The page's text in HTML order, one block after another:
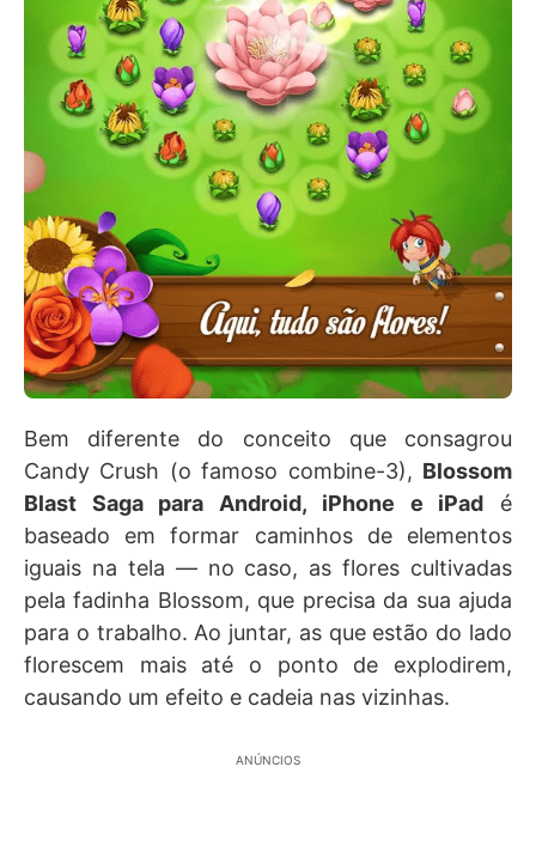
Bem diferente do conceito que consagrou
Candy Crush (o famoso combine-3), Blossom
Blast Saga para Android, iPhone e iPad é
baseado em formar caminhos de elementos
iguais na tela — no caso, as flores cultivadas
pela fadinha Blossom, que precisa da sua ajuda
para o trabalho. Ao juntar, as que estão do lado
florescem mais até o ponto de explodirem,
causando um efeito e cadeia nas vizinhas.
ANÚNCIOS